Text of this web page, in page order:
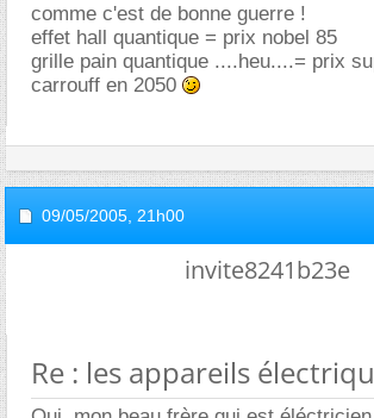
comme c'est de bonne guerre !
effet hall quantique = prix nobel 85
grille pain quantique ....heu....= prix
carrouff en 2050
09/05/2005, 21h00
invite8241b23e
Re : les appareils